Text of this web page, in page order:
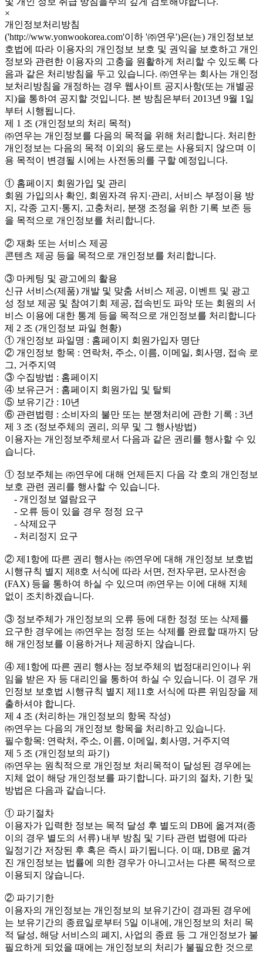
×
개인정보처리방침
('http://www.yonwookorea.com'이하 '㈜연우')은(는) 개인정보보
호법에 따라 이용자의 개인정보 보호 및 권익을 보호하고 개인
정보와 관련한 이용자의 고충을 원활하게 처리할 수 있도록 다
음과 같은 처리방침을 두고 있습니다. ㈜연우는 회사는 개인정
보처리방침을 개정하는 경우 웹사이트 공지사항(또는 개별공
지)을 통하여 공지할 것입니다. 본 방침은부터 2013년 9월 1일
부터 시행됩니다.
제 1 조 (개인정보의 처리 목적)
㈜연우는 개인정보를 다음의 목적을 위해 처리합니다. 처리한
개인정보는 다음의 목적 이외의 용도로는 사용되지 않으며 이
용 목적이 변경될 시에는 사전동의를 구할 예정입니다.
① 홈페이지 회원가입 및 관리
회원 가입의사 확인, 회원자격 유지·관리, 서비스 부정이용 방
지, 각종 고지·통지, 고충처리, 분쟁 조정을 위한 기록 보존 등
을 목적으로 개인정보를 처리합니다.
② 재화 또는 서비스 제공
콘텐츠 제공 등을 목적으로 개인정보를 처리합니다.
③ 마케팅 및 광고에의 활용
신규 서비스(제품) 개발 및 맞춤 서비스 제공, 이벤트 및 광고
성 정보 제공 및 참여기회 제공, 접속빈도 파악 또는 회원의 서
비스 이용에 대한 통계 등을 목적으로 개인정보를 처리합니다
제 2 조 (개인정보 파일 현황)
① 개인정보 파일명 : 홈페이지 회원가입자 명단
② 개인정보 항목 : 연락처, 주소, 이름, 이메일, 회사명, 접속 로
그, 거주지역
③ 수집방법 : 홈페이지
④ 보유근거 : 홈페이지 회원가입 및 탈퇴
⑤ 보유기간 : 10년
⑥ 관련법령 : 소비자의 불만 또는 분쟁처리에 관한 기록 : 3년
제 3 조 (정보주체의 권리, 의무 및 그 행사방법)
이용자는 개인정보주체로서 다음과 같은 권리를 행사할 수 있
습니다.
① 정보주체는 ㈜연우에 대해 언제든지 다음 각 호의 개인정보
보호 관련 권리를 행사할 수 있습니다.
- 개인정보 열람요구
- 오류 등이 있을 경우 정정 요구
- 삭제요구
- 처리정지 요구
② 제1항에 따른 권리 행사는 ㈜연우에 대해 개인정보 보호법
시행규칙 별지 제8호 서식에 따라 서면, 전자우편, 모사전송
(FAX) 등을 통하여 하실 수 있으며 ㈜연우는 이에 대해 지체
없이 조치하겠습니다.
③ 정보주체가 개인정보의 오류 등에 대한 정정 또는 삭제를
요구한 경우에는 ㈜연우는 정정 또는 삭제를 완료할 때까지 당
해 개인정보를 이용하거나 제공하지 않습니다.
④ 제1항에 따른 권리 행사는 정보주체의 법정대리인이나 위
임을 받은 자 등 대리인을 통하여 하실 수 있습니다. 이 경우 개
인정보 보호법 시행규칙 별지 제11호 서식에 따른 위임장을 제
출하셔야 합니다.
제 4 조 (처리하는 개인정보의 항목 작성)
㈜연우는 다음의 개인정보 항목을 처리하고 있습니다.
필수항목: 연락처, 주소, 이름, 이메일, 회사명, 거주지역
제 5 조 (개인정보의 파기)
㈜연우는 원칙적으로 개인정보 처리목적이 달성된 경우에는
지체 없이 해당 개인정보를 파기합니다. 파기의 절차, 기한 및
방법은 다음과 같습니다.
① 파기절차
이용자가 입력한 정보는 목적 달성 후 별도의 DB에 옮겨져(종
이의 경우 별도의 서류) 내부 방침 및 기타 관련 법령에 따라
일정기간 저장된 후 혹은 즉시 파기됩니다. 이 때, DB로 옮겨
진 개인정보는 법률에 의한 경우가 아니고서는 다른 목적으로
이용되지 않습니다.
② 파기기한
이용자의 개인정보는 개인정보의 보유기간이 경과된 경우에
는 보유기간의 종료일로부터 5일 이내에, 개인정보의 처리 목
적 달성, 해당 서비스의 폐지, 사업의 종료 등 그 개인정보가 불
필요하게 되었을 때에는 개인정보의 처리가 불필요한 것으로